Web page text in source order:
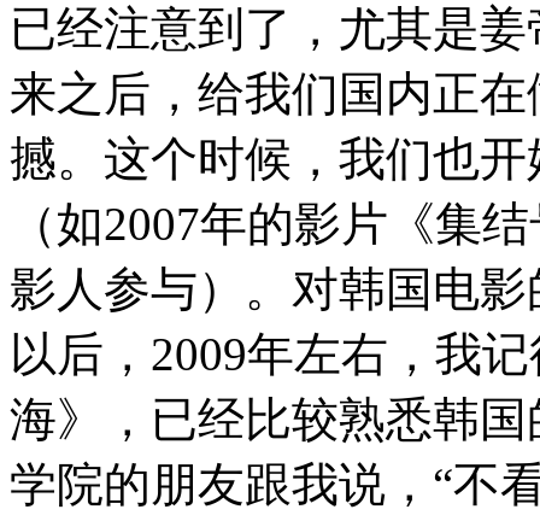
已经注意到了，尤其是
来之后，给我们国内正
撼。这个时候，我们也
（如2007年的影片《集
影人参与）。对韩国电
以后，2009年左右，我
海》，已经比较熟悉韩
学院的朋友跟我说，“不